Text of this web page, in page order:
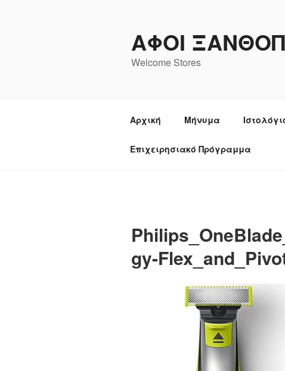
ΑΦΟΙ
Welcome Stores
Αρχική Μήνυμα
Επιχειρησιακό Πρόγραμμα
gy-